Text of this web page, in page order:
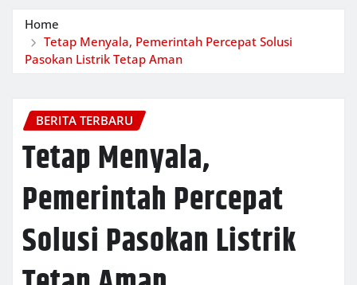
Home
Tetap Menyala, Pemerintah Percepat Solusi
Pasokan Listrik Tetap Aman
BERITA TERBARU
Tetap Menyala,
Pemerintah Percepat
Solusi Pasokan Listrik